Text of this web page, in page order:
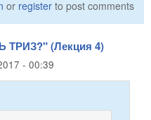
or register to post comments
ТРИЗ?" (Лекция 4)
- 00:39